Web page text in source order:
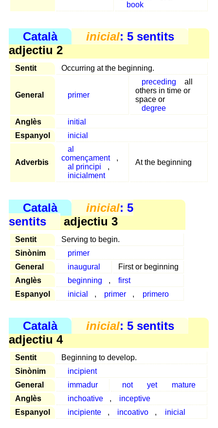
book
Català inicial: 5 sentits
adjectiu 2
Sentit Occurring at the beginning.
General primer
preceding
all
others in time or
space or
degree
Anglès
initial
Espanyol
inicial
Adverbis
al
començament
,
al principi
,
inicialment
At the beginning
Català inicial: 5
sentits
adjectiu 3
Sentit
Serving to begin.
Sinònim
primer
General
inaugural
First or beginning
Anglès
beginning ,
first
Espanyol
inicial , primer , primero
Català inicial: 5 sentits
adjectiu 4
Sentit
Beginning to develop.
Sinònim
incipient
General
immadur not yet
mature
Anglès
inchoative ,
inceptive
Espanyol
incipiente , incoativo , inicial